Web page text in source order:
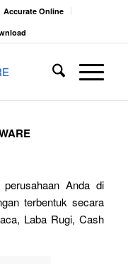
Accurate Online
Anda di
terbentuk secara
Laba Rugi, Cash